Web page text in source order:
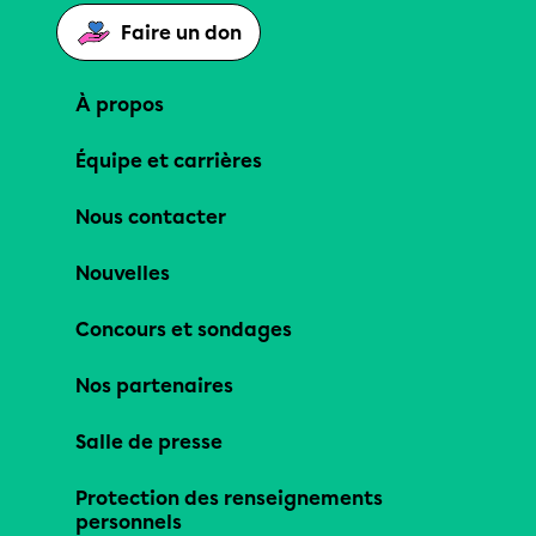
Faire un don
À propos
Équipe et carrières
Nous contacter
Nouvelles
Concours et sondages
Nos partenaires
Salle de presse
Protection des renseignements
personnels